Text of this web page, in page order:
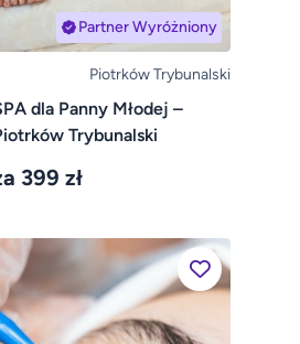
Partner Wyróżniony
Piotrków Trybunalski
dla Panny Młodej –
Trybunalski
399 zł